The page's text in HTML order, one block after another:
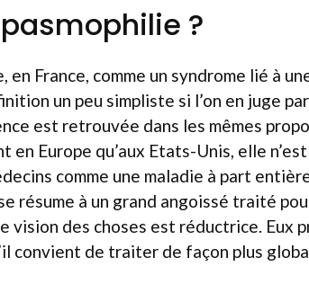
?
en France, comme un syndrome lié à
un peu simpliste si l’on en juge
est retrouvée dans les mêmes
en Europe qu’aux Etats-Unis, elle
comme une maladie à part
résume à un grand angoissé traité
vision des choses est réductrice. Eux
convient de traiter de façon plus